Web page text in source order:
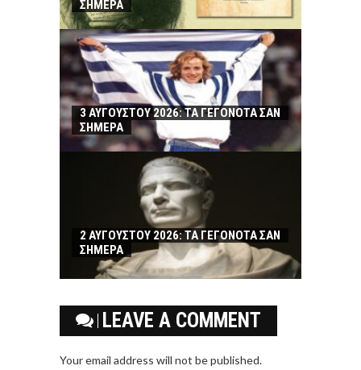
ΣΗΜΕΡΑ
3 ΑΥΓΟΥΣΤΟΥ 2026: ΤΑ ΓΕΓΟΝΟΤΑ ΣΑΝ
ΣΗΜΕΡΑ
2 ΑΥΓΟΥΣΤΟΥ 2026: ΤΑ ΓΕΓΟΝΟΤΑ ΣΑΝ
ΣΗΜΕΡΑ
LEAVE A COMMENT
Your email address will not be published.